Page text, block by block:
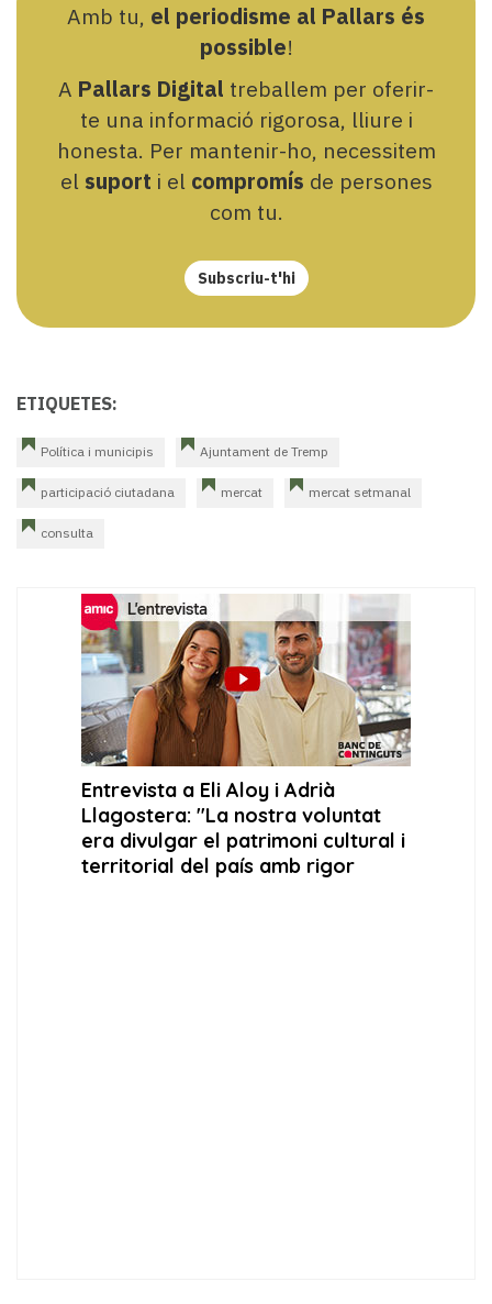
Amb tu, el periodisme al Pallars és
possible!
A Pallars Digital treballem per oferir-
te una informació rigorosa, lliure i
honesta. Per mantenir-ho, necessitem
el suport i el compromís de persones
com tu.
Subscriu-t'hi
ETIQUETES:
Política i municipis Ajuntament de Tremp
participació ciutadana mercat mercat setmanal
consulta